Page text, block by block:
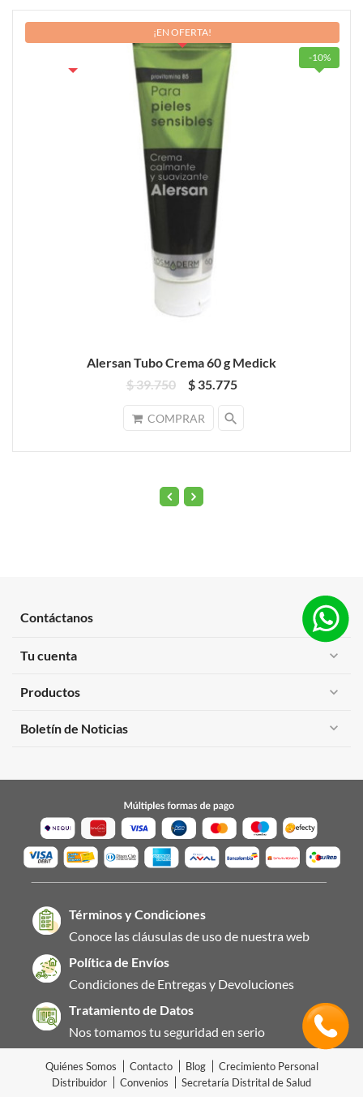
Alersan Tubo Crema 60 g Medick
$ 39.750
$ 35.775
COMPRAR search
¡EN OFERTA!
-10%
Contáctanos expand_more
Tu cuenta expand_more
Productos expand_more
Boletín de Noticias expand_more
Términos y Condiciones
Conoce las cláusulas de uso de nuestra web
Política de Envíos
Condiciones de Entregas y Devoluciones
Tratamiento de Datos
Nos tomamos tu seguridad en serio
Quiénes Somos Contacto Blog
Crecimiento Personal
Distribuidor
Convenios Secretaría Distrital de Salud